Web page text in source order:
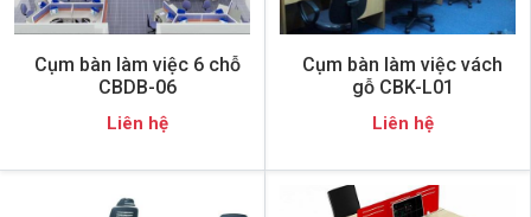
Cụm bàn làm việc 6 chỗ
CBDB-06
Liên hệ
Cụm bàn làm việc vách
gỗ CBK-L01
Liên hệ